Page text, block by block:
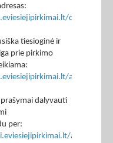
ctm/
tiesioginė ir
prie pirkimo
app/rfq/
dalyvauti
per:
app/rfq/